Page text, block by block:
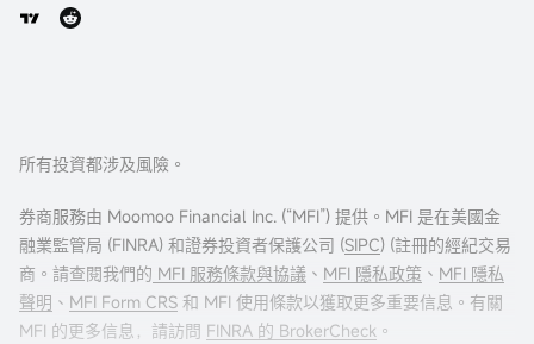
所有投資都涉及風險。
券商服務由 Moomoo Financial Inc. (“MFI”) 提供。MFI 是在美國金
融業監管局 (FINRA) 和證券投資者保護公司 (SIPC) (註冊的經紀交易
商。請查閱我們的 MFI 服務條款與協議 、 MFI 隱私政策 、 MFI 隱私
聲明 、 MFI Form CRS 和 MFI 使用條款以獲取更多重要信息。有關
MFI 的更多信息，請訪問 FINRA 的 BrokerCheck 。